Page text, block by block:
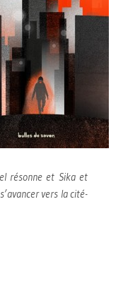
résonne et Sika et
vers la cité-